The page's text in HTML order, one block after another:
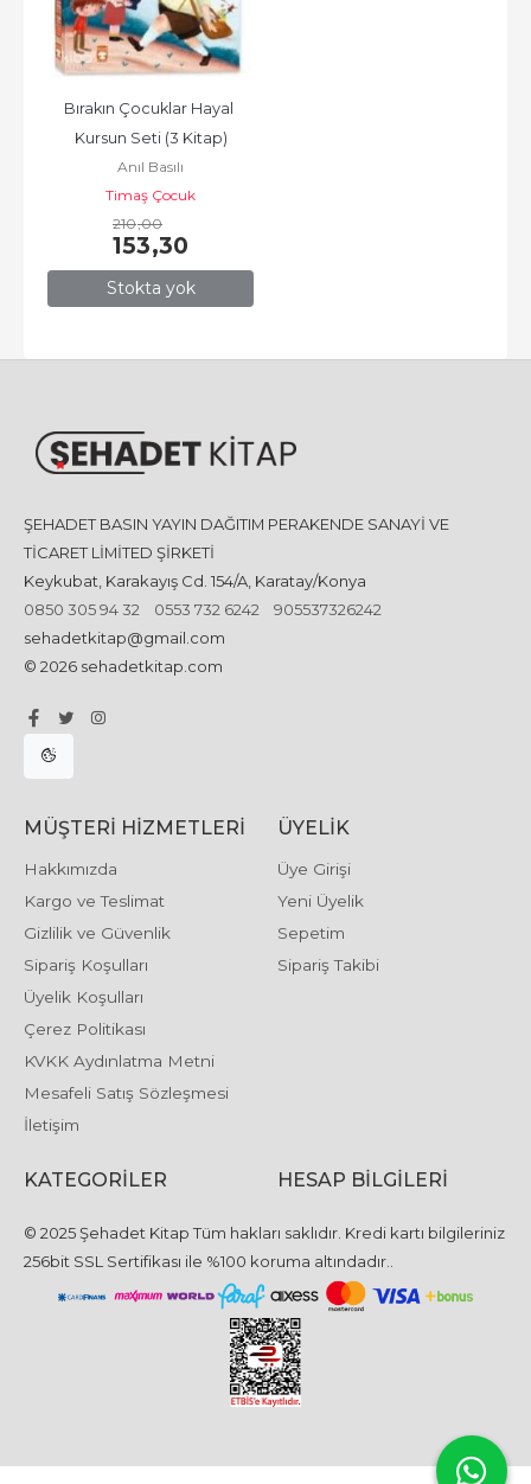
Stokta yok
Bırakın Çocuklar Hayal
Kursun Seti (3 Kitap)
Anıl Basılı
Timaş Çocuk
210,00
153,30
ŞEHADET BASIN YAYIN DAĞITIM PERAKENDE SANAYİ VE
TİCARET LİMİTED ŞİRKETİ
Keykubat, Karakayış Cd. 154/A, Karatay/Konya
0850 305 94 32
0553 732 6242
905537326242
sehadetkitap@gmail.com
© 2026 sehadetkitap.com
MÜŞTERI HIZMETLERI
Hakkımızda
Kargo ve Teslimat
Gizlilik ve Güvenlik
Sipariş Koşulları
Üyelik Koşulları
Çerez Politikası
KVKK Aydınlatma Metni
Mesafeli Satış Sözleşmesi
İletişim
ÜYELIK
Üye Girişi
Yeni Üyelik
Sepetim
Sipariş Takibi
KATEGORILER HESAP BILGILERI
© 2025 Şehadet Kitap Tüm hakları saklıdır. Kredi kartı bilgileriniz
256bit SSL Sertifikası ile %100 koruma altındadır..